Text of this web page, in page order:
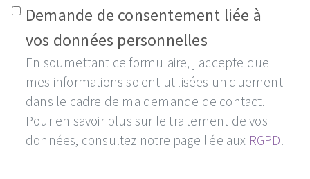
Demande de consentement liée à
vos données personnelles
En soumettant ce formulaire, j'accepte que
mes informations soient utilisées uniquement
dans le cadre de ma demande de contact.
Pour en savoir plus sur le traitement de vos
données, consultez notre page liée aux RGPD.